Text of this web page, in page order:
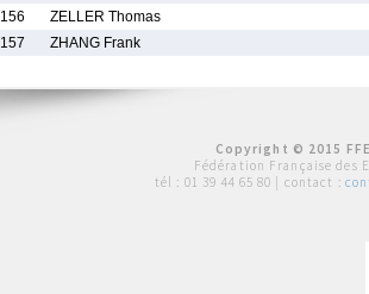
156
ZELLER Thomas
157
ZHANG Frank
Copyright © 2015
Fédération Française des
tél : 01 39 44 65 80 | contact :